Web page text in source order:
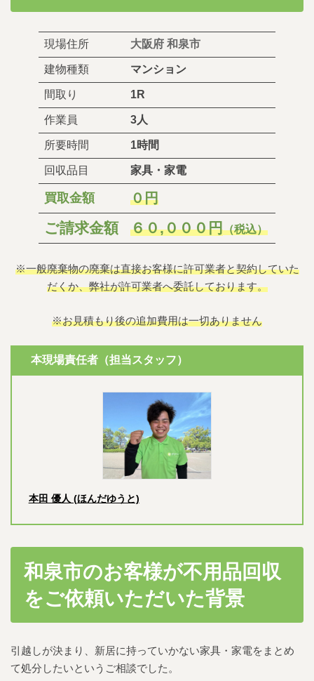
現場住所 大阪府 和泉市
建物種類 マンション
間取り 1R
作業員 3人
所要時間 1時間
回収品目 家具・家電
買取金額 ０円
ご請求金額 ６０,０００円（税込）
※一般廃棄物の廃棄は直接お客様に許可業者と契約していた
だくか、弊社が許可業者へ委託しております。
※お見積もり後の追加費用は一切ありません
本現場責任者（担当スタッフ）
本田 優人 (ほんだゆうと)
和泉市のお客様が不用品回収
をご依頼いただいた背景
引越しが決まり、新居に持っていかない家具・家電をまとめ
て処分したいというご相談でした。